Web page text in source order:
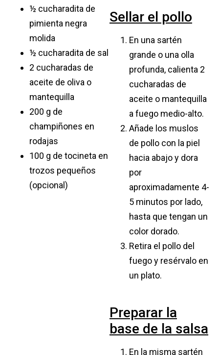
½ cucharadita de
pimienta negra
molida
½ cucharadita de sal
2 cucharadas de
aceite de oliva o
mantequilla
200 g de
champiñones en
rodajas
100 g de tocineta en
trozos pequeños
(opcional)
Sellar el pollo
En una sartén
grande o una olla
profunda, calienta 2
cucharadas de
aceite o mantequilla
a fuego medio-alto.
Añade los muslos
de pollo con la piel
hacia abajo y dora
por
aproximadamente 4-
5 minutos por lado,
hasta que tengan un
color dorado.
Retira el pollo del
fuego y resérvalo en
un plato.
Preparar la
base de la salsa
En la misma sartén